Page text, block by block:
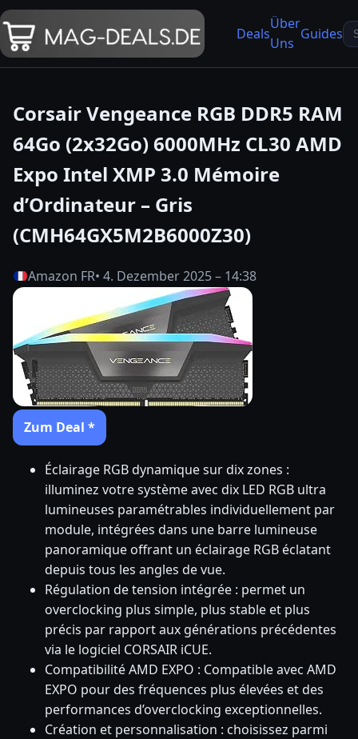
Deals
Über
Uns
Guides
Corsair Vengeance RGB DDR5 RAM
64Go (2x32Go) 6000MHz CL30 AMD
Expo Intel XMP 3.0 Mémoire
d’Ordinateur – Gris
(CMH64GX5M2B6000Z30)
Amazon FR• 4. Dezember 2025 – 14:38
Zum Deal *
Éclairage RGB dynamique sur dix zones :
illuminez votre système avec dix LED RGB ultra
lumineuses paramétrables individuellement par
module, intégrées dans une barre lumineuse
panoramique offrant un éclairage RGB éclatant
depuis tous les angles de vue.
Régulation de tension intégrée : permet un
overclocking plus simple, plus stable et plus
précis par rapport aux générations précédentes
via le logiciel CORSAIR iCUE.
Compatibilité AMD EXPO : Compatible avec AMD
EXPO pour des fréquences plus élevées et des
performances d’overclocking exceptionnelles.
Création et personnalisation : choisissez parmi